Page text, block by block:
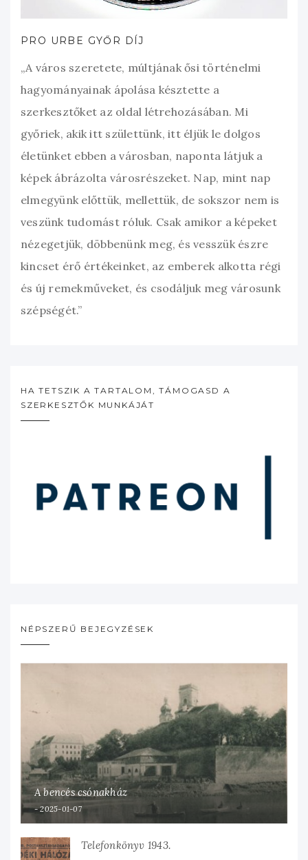
PRO URBE GYŐR DÍJ
„A város szeretete, múltjának ősi történelmi
hagyományainak ápolása késztette a
szerkesztőket az oldal létrehozásában. Mi
győriek, akik itt születtünk, itt éljük le dolgos
életünket ebben a városban, naponta látjuk a
képek ábrázolta városrészeket. Nap, mint nap
elmegyünk előttük, mellettük, de sokszor nem is
veszünk tudomást róluk. Csak amikor a képeket
nézegetjük, döbbenünk meg, és vesszük észre
kincset érő értékeinket, az emberek alkotta régi
és új remekműveket, és csodáljuk meg városunk
szépségét.”
HA TETSZIK A TARTALOM, TÁMOGASD A
SZERKESZTŐK MUNKÁJÁT
NÉPSZERŰ BEJEGYZÉSEK
A bencés csónakház
2025-01-07
Telefonkönyv 1943.